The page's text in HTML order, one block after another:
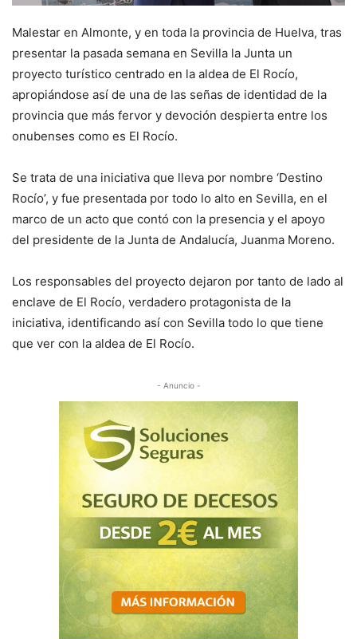
Malestar en Almonte, y en toda la provincia de Huelva, tras
presentar la pasada semana en Sevilla la Junta un
proyecto turístico centrado en la aldea de El Rocío,
apropiándose así de una de las señas de identidad de la
provincia que más fervor y devoción despierta entre los
onubenses como es El Rocío.
Se trata de una iniciativa que lleva por nombre ‘Destino
Rocío’, y fue presentada por todo lo alto en Sevilla, en el
marco de un acto que contó con la presencia y el apoyo
del presidente de la Junta de Andalucía, Juanma Moreno.
Los responsables del proyecto dejaron por tanto de lado al
enclave de El Rocío, verdadero protagonista de la
iniciativa, identificando así con Sevilla todo lo que tiene
que ver con la aldea de El Rocío.
- Anuncio -